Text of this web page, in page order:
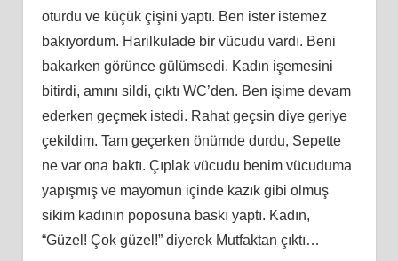
oturdu ve küçük çişini yaptı. Ben ister istemez
bakıyordum. Harilkulade bir vücudu vardı. Beni
bakarken görünce gülümsedi. Kadın işemesini
bitirdi, amını sildi, çıktı WC’den. Ben işime devam
ederken geçmek istedi. Rahat geçsin diye geriye
çekildim. Tam geçerken önümde durdu, Sepette
ne var ona baktı. Çıplak vücudu benim vücuduma
yapışmış ve mayomun içinde kazık gibi olmuş
sikim kadının poposuna baskı yaptı. Kadın,
“Güzel! Çok güzel!” diyerek Mutfaktan çıktı…